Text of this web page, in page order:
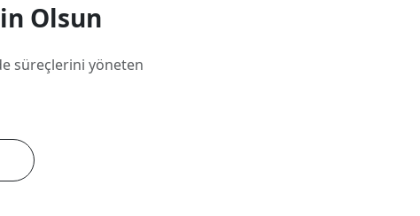
Olsun
süreçlerini yöneten